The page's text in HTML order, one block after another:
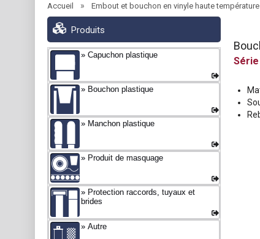
Accueil » Embout et bouchon en vinyle haute température
Produits
Capuchon plastique
Bouchon plastique
Manchon plastique
Produit de masquage
Protection raccords, tuyaux et
brides
Autre